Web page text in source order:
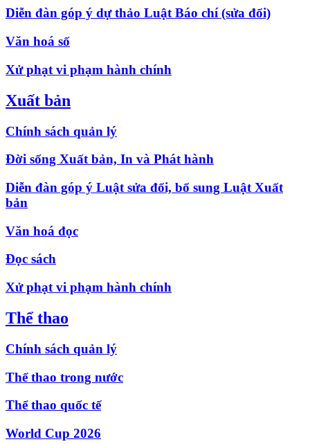
Diễn đàn góp ý dự thảo Luật Báo chí (sửa đổi)
Văn hoá số
Xử phạt vi phạm hành chính
Xuất bản
Chính sách quản lý
Đời sống Xuất bản, In và Phát hành
Diễn đàn góp ý Luật sửa đổi, bổ sung Luật Xuất
bản
Văn hoá đọc
Đọc sách
Xử phạt vi phạm hành chính
Thể thao
Chính sách quản lý
Thể thao trong nước
Thể thao quốc tế
World Cup 2026